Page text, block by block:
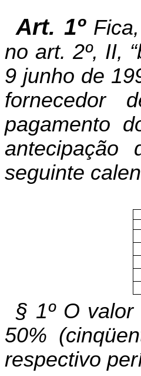
Art. 1º
no art. 2º, II,
9 junho de
fornecedor
pagamento
seguinte
§ 1º O
50%
respectivo